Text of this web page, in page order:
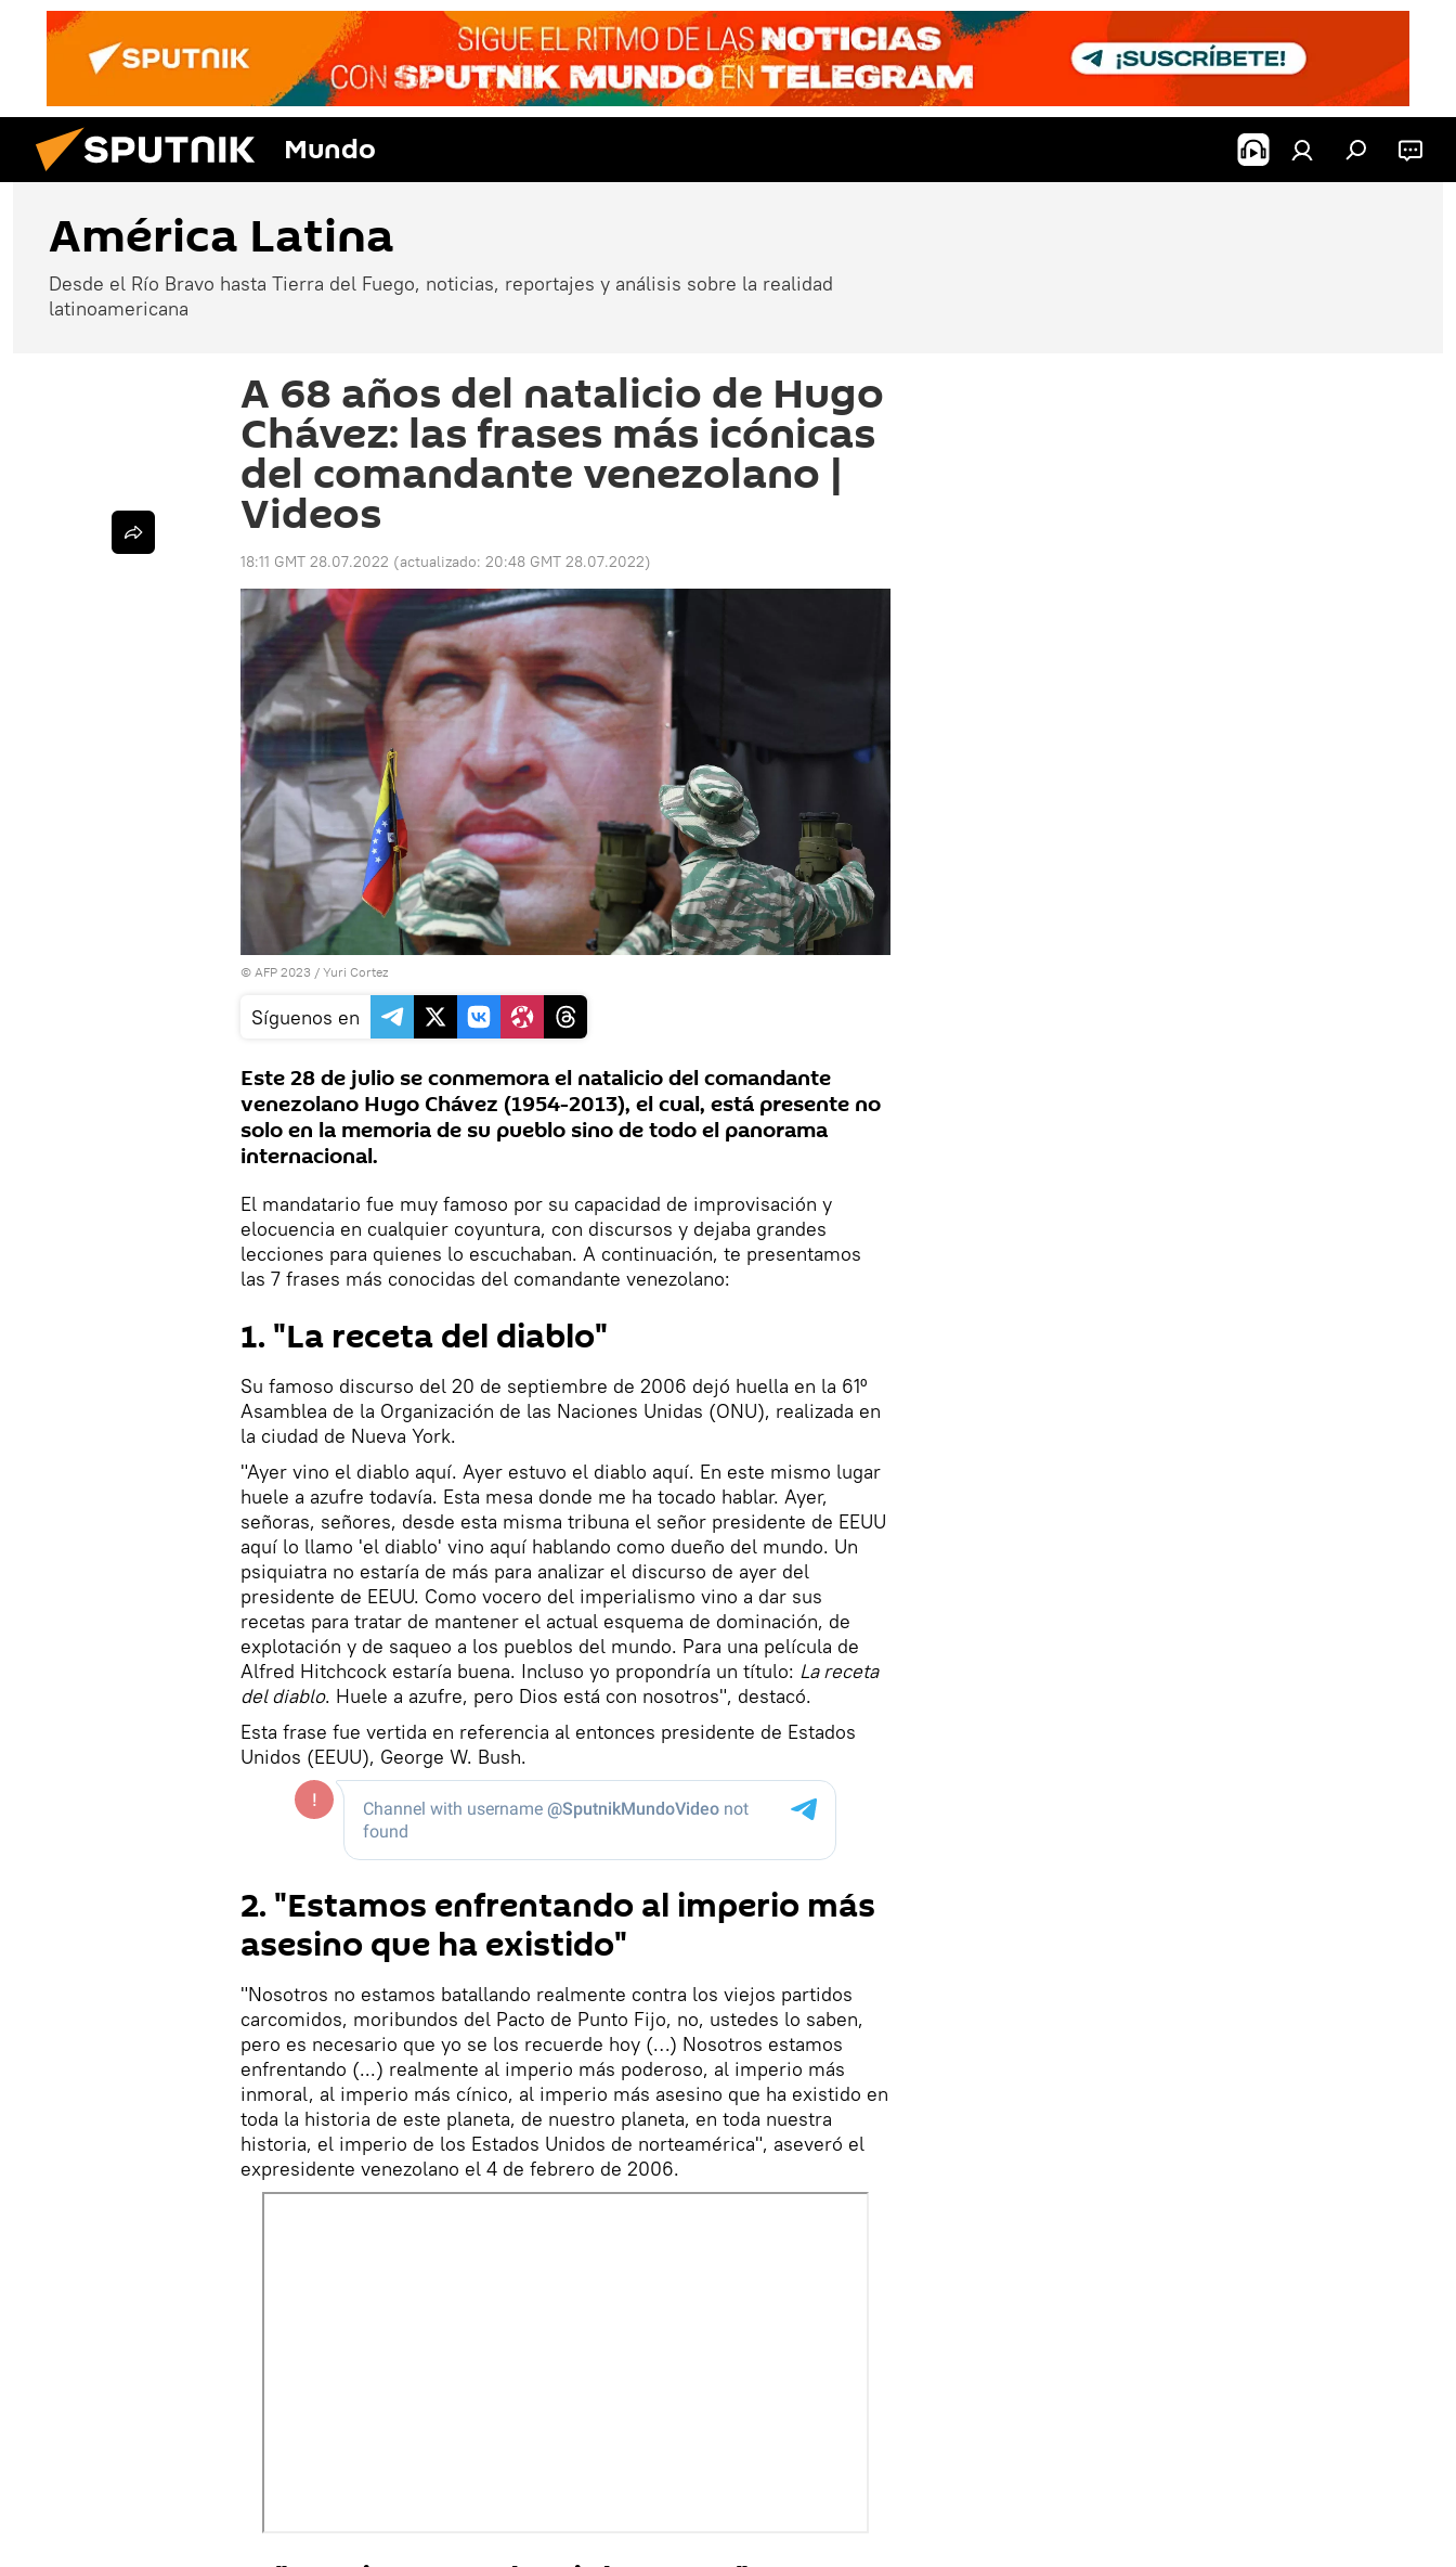
Mundo
América Latina
Desde el Río Bravo hasta Tierra del Fuego, noticias, reportajes y análisis sobre la realidad
latinoamericana
A 68 años del natalicio de Hugo
Chávez: las frases más icónicas
del comandante venezolano |
Videos
18:11 GMT 28.07.2022 (actualizado: 20:48 GMT 28.07.2022)
© AFP 2023 / Yuri Cortez
Síguenos en
Este 28 de julio se conmemora el natalicio del comandante
venezolano Hugo Chávez (1954-2013), el cual, está presente no
solo en la memoria de su pueblo sino de todo el panorama
internacional.
El mandatario fue muy famoso por su capacidad de improvisación y
elocuencia en cualquier coyuntura, con discursos y dejaba grandes
lecciones para quienes lo escuchaban. A continuación, te presentamos
las 7 frases más conocidas del comandante venezolano:
1. "La receta del diablo"
Su famoso discurso del 20 de septiembre de 2006 dejó huella en la 61º
Asamblea de la Organización de las Naciones Unidas (ONU), realizada en
la ciudad de Nueva York.
"Ayer vino el diablo aquí. Ayer estuvo el diablo aquí. En este mismo lugar
huele a azufre todavía. Esta mesa donde me ha tocado hablar. Ayer,
señoras, señores, desde esta misma tribuna el señor presidente de EEUU
aquí lo llamo 'el diablo' vino aquí hablando como dueño del mundo. Un
psiquiatra no estaría de más para analizar el discurso de ayer del
presidente de EEUU. Como vocero del imperialismo vino a dar sus
recetas para tratar de mantener el actual esquema de dominación, de
explotación y de saqueo a los pueblos del mundo. Para una película de
Alfred Hitchcock estaría buena. Incluso yo propondría un título: La receta
del diablo. Huele a azufre, pero Dios está con nosotros", destacó.
Esta frase fue vertida en referencia al entonces presidente de Estados
Unidos (EEUU), George W. Bush.
2. "Estamos enfrentando al imperio más
asesino que ha existido"
"Nosotros no estamos batallando realmente contra los viejos partidos
carcomidos, moribundos del Pacto de Punto Fijo, no, ustedes lo saben,
pero es necesario que yo se los recuerde hoy (…) Nosotros estamos
enfrentando (...) realmente al imperio más poderoso, al imperio más
inmoral, al imperio más cínico, al imperio más asesino que ha existido en
toda la historia de este planeta, de nuestro planeta, en toda nuestra
historia, el imperio de los Estados Unidos de norteamérica", aseveró el
expresidente venezolano el 4 de febrero de 2006.